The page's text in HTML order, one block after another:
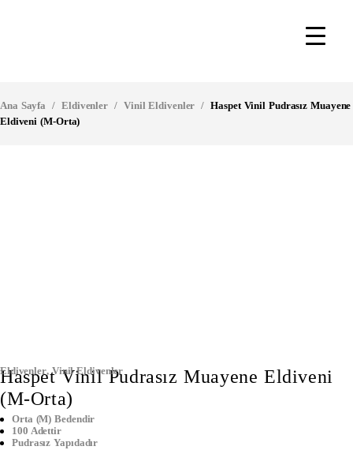
Ana Sayfa / Eldivenler / Vinil Eldivenler / Haspet Vinil Pudrasız Muayene
Eldiveni (M-Orta)
Eldivenler,Vinil Eldivenler
Haspet Vinil Pudrasız Muayene Eldiveni
(M-Orta)
Orta (M) Bedendir
100 Adettir
Pudrasız Yapıdadır